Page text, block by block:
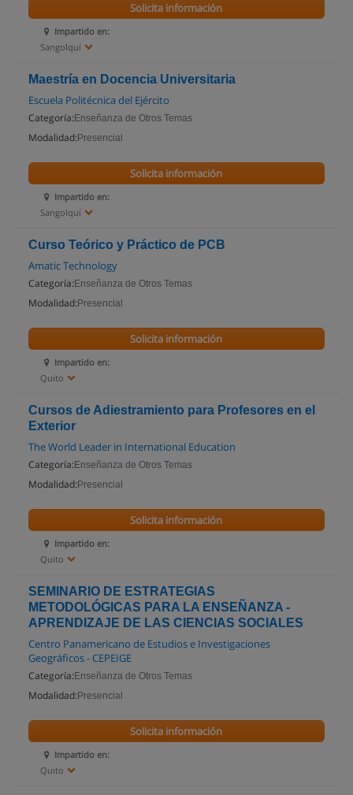
Impartido en:
Sangolquí
Solicita información
Maestría en Docencia Universitaria
Escuela Politécnica del Ejército
Categoría: Enseñanza de Otros Temas
Modalidad: Presencial
Impartido en:
Sangolquí
Solicita información
Curso Teórico y Práctico de PCB
Amatic Technology
Categoría: Enseñanza de Otros Temas
Modalidad: Presencial
Impartido en:
Quito
Solicita información
Cursos de Adiestramiento para Profesores en el
Exterior
The World Leader in International Education
Categoría: Enseñanza de Otros Temas
Modalidad: Presencial
Impartido en:
Quito
Solicita información
SEMINARIO DE ESTRATEGIAS
METODOLÓGICAS PARA LA ENSEÑANZA -
APRENDIZAJE DE LAS CIENCIAS SOCIALES
Centro Panamericano de Estudios e Investigaciones
Geográficos - CEPEIGE
Categoría: Enseñanza de Otros Temas
Modalidad: Presencial
Impartido en:
Quito
Solicita información